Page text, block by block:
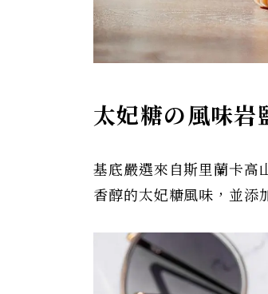
太妃糖の風味岩
基底嚴選來自斯里蘭卡高
香醇的太妃糖風味，並添